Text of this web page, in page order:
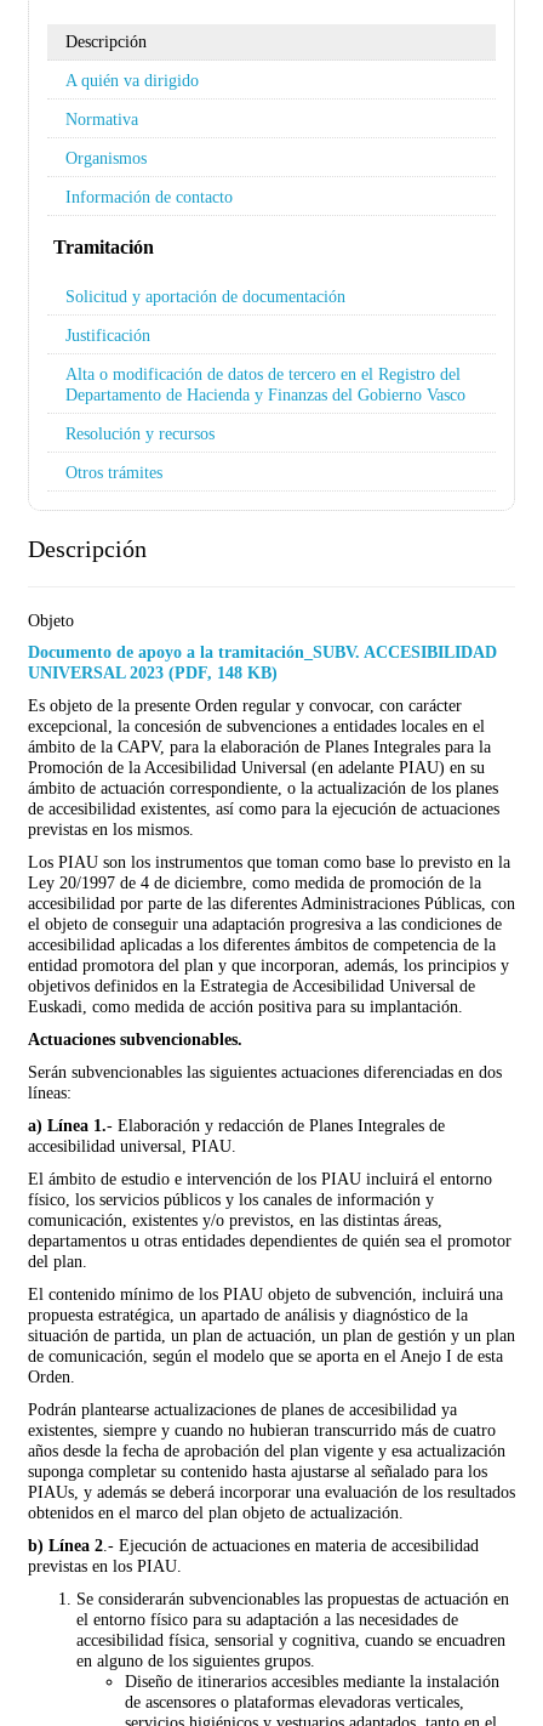
Descripción
A quién va dirigido
Normativa
Organismos
Información de contacto
Tramitación
Solicitud y aportación de documentación
Justificación
Alta o modificación de datos de tercero en el Registro del
Departamento de Hacienda y Finanzas del Gobierno Vasco
Resolución y recursos
Otros trámites
Descripción
Objeto
Documento de apoyo a la tramitación_SUBV. ACCESIBILIDAD
UNIVERSAL 2023 (PDF, 148 KB)
Es objeto de la presente Orden regular y convocar, con carácter
excepcional, la concesión de subvenciones a entidades locales en el
ámbito de la CAPV, para la elaboración de Planes Integrales para la
Promoción de la Accesibilidad Universal (en adelante PIAU) en su
ámbito de actuación correspondiente, o la actualización de los planes
de accesibilidad existentes, así como para la ejecución de actuaciones
previstas en los mismos.
Los PIAU son los instrumentos que toman como base lo previsto en la
Ley 20/1997 de 4 de diciembre, como medida de promoción de la
accesibilidad por parte de las diferentes Administraciones Públicas, con
el objeto de conseguir una adaptación progresiva a las condiciones de
accesibilidad aplicadas a los diferentes ámbitos de competencia de la
entidad promotora del plan y que incorporan, además, los principios y
objetivos definidos en la Estrategia de Accesibilidad Universal de
Euskadi, como medida de acción positiva para su implantación.
Actuaciones subvencionables.
Serán subvencionables las siguientes actuaciones diferenciadas en dos
líneas:
a) Línea 1.- Elaboración y redacción de Planes Integrales de
accesibilidad universal, PIAU.
El ámbito de estudio e intervención de los PIAU incluirá el entorno
físico, los servicios públicos y los canales de información y
comunicación, existentes y/o previstos, en las distintas áreas,
departamentos u otras entidades dependientes de quién sea el promotor
del plan.
El contenido mínimo de los PIAU objeto de subvención, incluirá una
propuesta estratégica, un apartado de análisis y diagnóstico de la
situación de partida, un plan de actuación, un plan de gestión y un plan
de comunicación, según el modelo que se aporta en el Anejo I de esta
Orden.
Podrán plantearse actualizaciones de planes de accesibilidad ya
existentes, siempre y cuando no hubieran transcurrido más de cuatro
años desde la fecha de aprobación del plan vigente y esa actualización
suponga completar su contenido hasta ajustarse al señalado para los
PIAUs, y además se deberá incorporar una evaluación de los resultados
obtenidos en el marco del plan objeto de actualización.
b) Línea 2 .- Ejecución de actuaciones en materia de accesibilidad
previstas en los PIAU.
Se considerarán subvencionables las propuestas de actuación en
el entorno físico para su adaptación a las necesidades de
accesibilidad física, sensorial y cognitiva, cuando se encuadren
en alguno de los siguientes grupos.
Diseño de itinerarios accesibles mediante la instalación
de ascensores o plataformas elevadoras verticales,